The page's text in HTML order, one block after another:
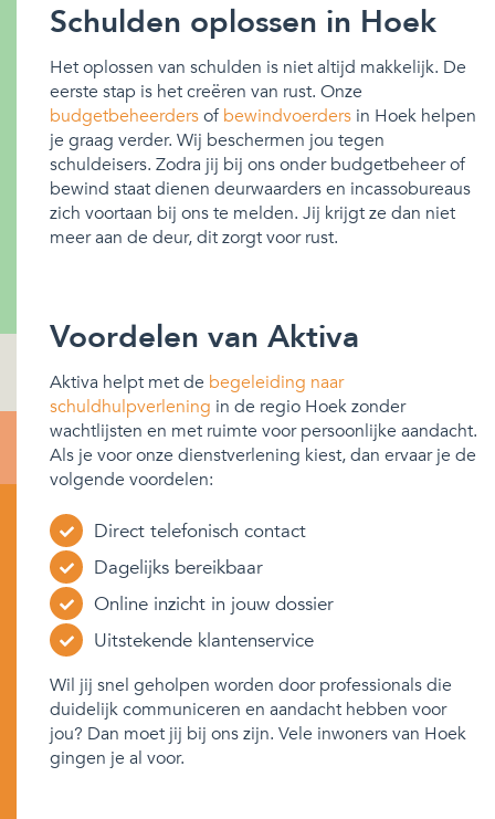
Schulden oplossen in Hoek
Het oplossen van schulden is niet altijd makkelijk. De
eerste stap is het creëren van rust. Onze
budgetbeheerdersofbewindvoerders in Hoek helpen
je graag verder. Wij beschermen jou tegen
schuldeisers. Zodra jij bij ons onder budgetbeheer of
bewind staat dienen deurwaarders en incassobureaus
zich voortaan bij ons te melden. Jij krijgt ze dan niet
meer aan de deur, dit zorgt voor rust.
Voordelen van Aktiva
Aktiva helpt met de begeleiding naar
schuldhulpverlening in de regio Hoek zonder
wachtlijsten en met ruimte voor persoonlijke aandacht.
Als je voor onze dienstverlening kiest, dan ervaar je de
volgende voordelen:
Direct telefonisch contact
Dagelijks bereikbaar
Online inzicht in jouw dossier
Uitstekende klantenservice
Wil jij snel geholpen worden door professionals die
duidelijk communiceren en aandacht hebben voor
jou? Dan moet jij bij ons zijn. Vele inwoners van Hoek
gingen je al voor.